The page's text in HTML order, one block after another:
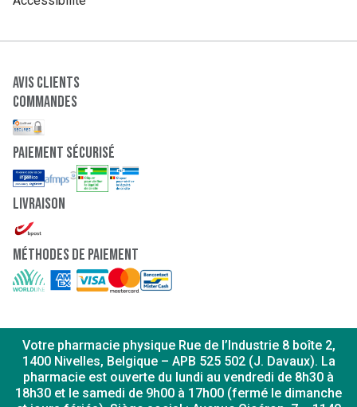
Avis clients
Commandes
paiement sécurisé
Livraison
Méthodes de paiement
Votre pharmacie physique Rue de l’Industrie 8 boîte 2,
1400 Nivelles, Belgique – APB 525 502 (J. Davaux). La
pharmacie est ouverte du lundi au vendredi de 8h30 à
18h30 et le samedi de 9h00 à 17h00 (fermé le dimanche